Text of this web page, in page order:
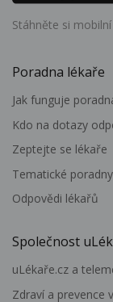
Stáhněte si
Poradna lékaře
Jak funguje
Kdo na dotazy
Zeptejte se lékaře
Tematické poradny
Odpovědi lékařů
Společnost
uLékaře.cz a
Zdraví a prevence